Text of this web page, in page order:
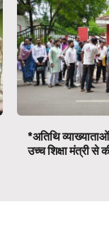
*अतिथि
उच्च शिक्षा मंत्री से